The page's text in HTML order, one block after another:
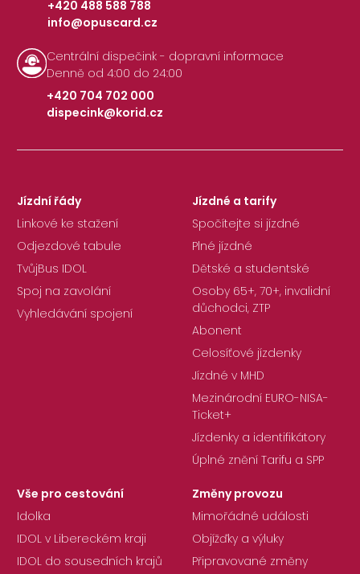
+420 488 588 788
|
info@opuscard.cz
Centrální dispečink - dopravní informace
Denně od 4:00 do 24:00
+420 704 702 000
|
dispecink@korid.cz
Jízdní řády
Linkové ke stažení
Odjezdové tabule
TvůjBus IDOL
Spoj na zavolání
Vyhledávání spojení
Jízdné a tarify
Spočítejte si jízdné
Plné jízdné
Dětské a studentské
Osoby 65+, 70+, invalidní
důchodci, ZTP
Abonent
Celosíťové jízdenky
Jízdné v MHD
Mezinárodní EURO-NISA-
Ticket+
Jízdenky a identifikátory
Úplné znění Tarifu a SPP
Vše pro cestování
Idolka
IDOL v Libereckém kraji
IDOL do sousedních krajů
Změny provozu
Mimořádné události
Objížďky a výluky
Připravované změny